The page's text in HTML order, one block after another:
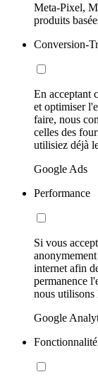
Meta-Pixel,
produits
Conversion-
En acceptant
et optimiser
faire, nous
celles des
utilisiez déjà
Google Ads
Performance
Si vous
internet afin
permanence
nous utilisons
Google
Fonctionnalité